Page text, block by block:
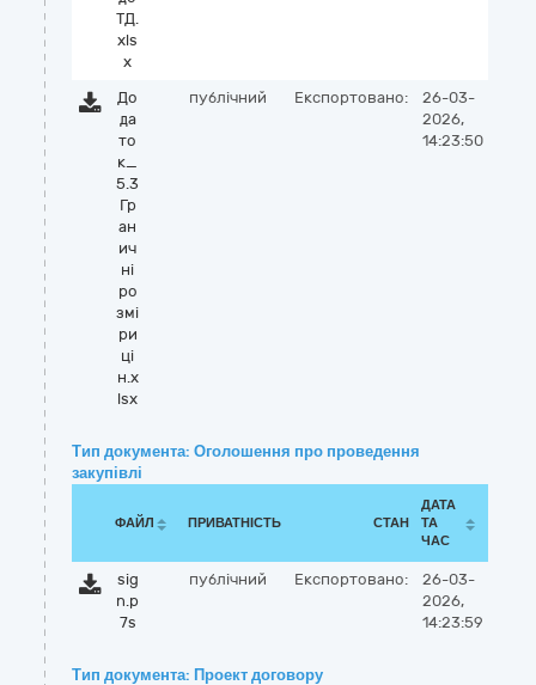
ТД.
xls
x
До
да
то
к_
5.3
Гр
ан
ич
ні
ро
змі
ри
ці
н.x
lsx
публічний Експортовано:
26-03-
2026,
14:23:50
Тип документа: Оголошення про проведення
закупівлі
ФАЙЛ ПРИВАТНІСТЬ СТАН
ДАТА
ТА
ЧАС
sig
n.p
7s
публічний Експортовано:
26-03-
2026,
14:23:59
Тип документа: Проект договору